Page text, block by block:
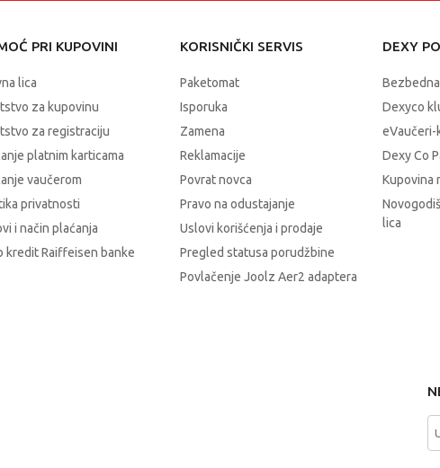
PRI KUPOVINI
lica
za kupovinu
za registraciju
platnim karticama
vaučerom
privatnosti
i način plaćanja
kredit Raiffeisen banke
KORISNIČKI SERVIS
Paketomat
Isporuka
Zamena
Reklamacije
Povrat novca
Pravo na odustajanje
Uslovi korišćenja i prodaje
Pregled statusa porudžbine
Povlačenje Joolz Aer2 adaptera
DEXY
Dexyco
Dexy Co
Kupovina
lica